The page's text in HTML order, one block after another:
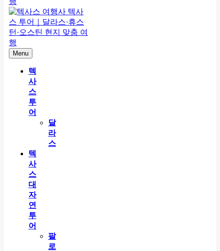
Menu
텍
사
스
투
어
달
라
스
텍
사
스
대
자
연
투
어
팔
로